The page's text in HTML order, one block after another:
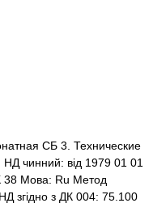
СБ 3. Технические
чинний: від 1979 01 01
38 Мова: Ru Метод
згідно з ДК 004: 75.100